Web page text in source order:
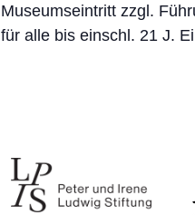
Museumseintritt zzgl.
für alle bis einschl. 21 J.